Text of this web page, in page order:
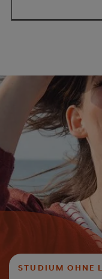
Studiengebühren
reduzieren sich
insgesamt 480 Euro
STUDIUM OHNE